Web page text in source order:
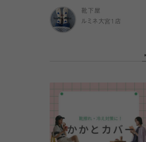
靴下屋
ルミネ大宮1店